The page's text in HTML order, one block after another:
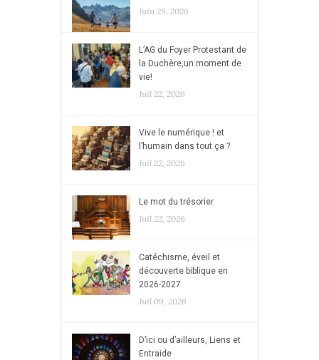
Juin 29, 2026
L’AG du Foyer Protestant de
la Duchère,un moment de
vie!
Juil 22, 2026
Vive le numérique ! et
l’humain dans tout ça ?
Juil 22, 2026
Le mot du trésorier
Juil 22, 2026
Catéchisme, éveil et
découverte biblique en
2026-2027
Juil 09, 2026
D’ici ou d’ailleurs, Liens et
Entraide